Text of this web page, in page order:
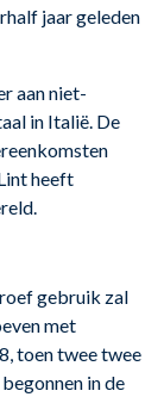
jaar geleden
aan niet-
in Italië. De
heeft
gebruik zal
met
toen twee twee
in de